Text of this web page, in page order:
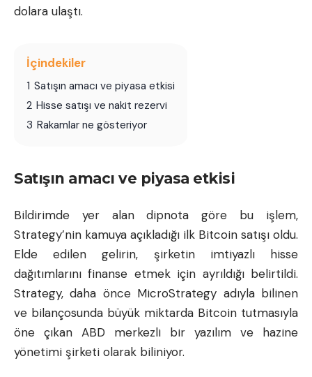
dolara ulaştı.
İçindekiler
1 Satışın amacı ve piyasa etkisi
2 Hisse satışı ve nakit rezervi
3 Rakamlar ne gösteriyor
Satışın amacı ve piyasa etkisi
Bildirimde yer alan dipnota göre bu işlem,
Strategy’nin kamuya açıkladığı ilk Bitcoin satışı oldu.
Elde edilen gelirin, şirketin imtiyazlı hisse
dağıtımlarını finanse etmek için ayrıldığı belirtildi.
Strategy, daha önce MicroStrategy adıyla bilinen
ve bilançosunda büyük miktarda Bitcoin tutmasıyla
öne çıkan ABD merkezli bir yazılım ve hazine
yönetimi şirketi olarak biliniyor.